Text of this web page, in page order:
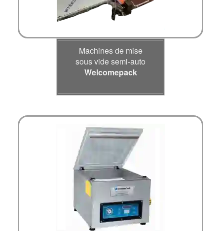
Machines de mise
sous vide semi-auto
Welcomepack